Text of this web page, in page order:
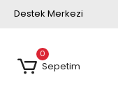
Destek Merkezi
0
Sepetim